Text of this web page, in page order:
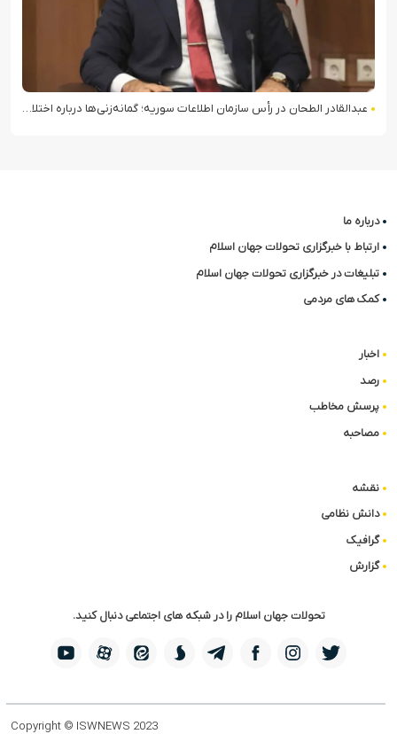
عبدالقادر الطحان در رأس سازمان اطلاعات سوریه؛ گمانه‌زنی‌ها درباره اختلافات در ساختار امنیتی
درباره ما
ارتباط با خبرگزاری تحولات جهان اسلام
تبلیغات در خبرگزاری تحولات جهان اسلام
کمک های مردمی
اخبار
رصد
پرسش مخاطب
مصاحبه
نقشه
دانش نظامی
گرافیک
گزارش
تحولات جهان اسلام را در شبکه های اجتماعی دنبال کنید.
Copyright © ISWNEWS 2023